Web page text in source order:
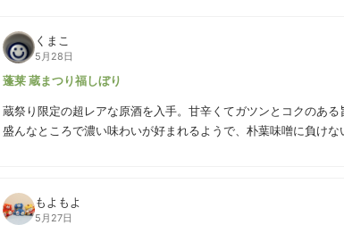
くまこ
5月28日
蓬莱 蔵まつり福しぼり
蔵祭り限定の超レアな原酒を入手。甘辛くてガツンとコクのあ
盛んなところで濃い味わいが好まれるようで、朴葉味噌に負けな
もよもよ
5月27日